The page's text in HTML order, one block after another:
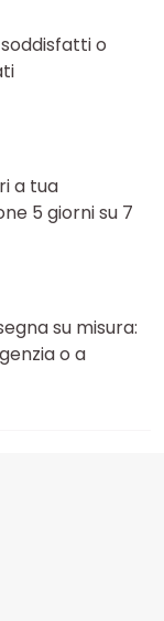
o
a tua
5 giorni su 7
su misura:
o a